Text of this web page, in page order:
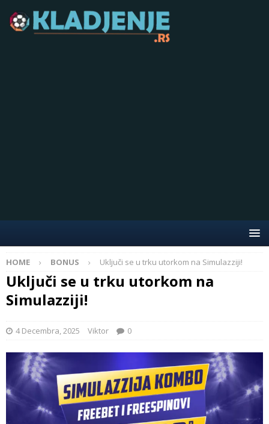
HOME BONUS Uključi se u trku utorkom na Simulazziji!
Uključi se u trku utorkom na
Simulazziji!
4 Decembra, 2025 Viktor 0